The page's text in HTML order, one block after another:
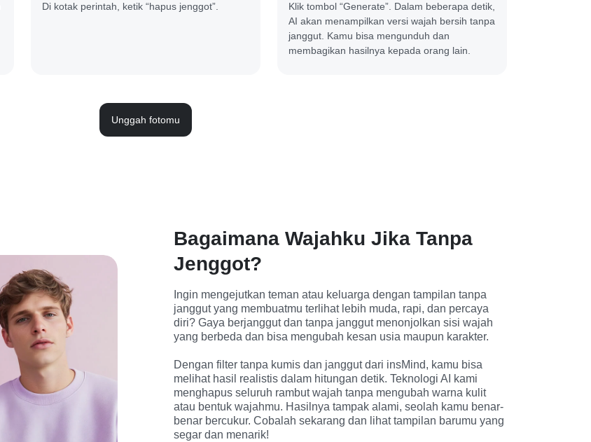
Di kotak perintah, ketik “hapus jenggot”.
Klik tombol “Generate”. Dalam beberapa detik,
AI akan menampilkan versi wajah bersih tanpa
janggut. Kamu bisa mengunduh dan
membagikan hasilnya kepada orang lain.
Unggah fotomu
Bagaimana Wajahku Jika Tanpa
Jenggot?
Ingin mengejutkan teman atau keluarga dengan tampilan tanpa
janggut yang membuatmu terlihat lebih muda, rapi, dan percaya
diri? Gaya berjanggut dan tanpa janggut menonjolkan sisi wajah
yang berbeda dan bisa mengubah kesan usia maupun karakter.
Dengan filter tanpa kumis dan janggut dari insMind, kamu bisa
melihat hasil realistis dalam hitungan detik. Teknologi AI kami
menghapus seluruh rambut wajah tanpa mengubah warna kulit
atau bentuk wajahmu. Hasilnya tampak alami, seolah kamu benar-
benar bercukur. Cobalah sekarang dan lihat tampilan barumu yang
segar dan menarik!